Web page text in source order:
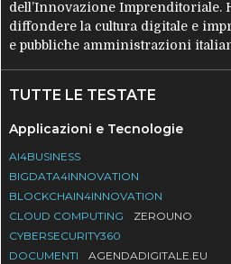
dell’Innovazione Imprenditoriale.
diffondere la cultura digitale e
e pubbliche amministrazioni
TUTTE LE TESTATE
Applicazioni e Tecnologie
AI4BUSINESS
BIGDATA4INNOVATION
BLOCKCHAIN4INNOVATION
CLOUD COMPUTING
ZEROUNO
CYBERSECURITY360
DOCUMENTI
AGENDADIGITALE.EU